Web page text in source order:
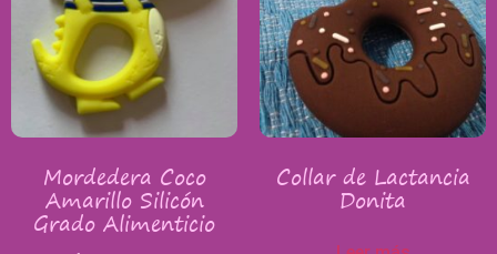
Mordedera Coco
Amarillo Silicón
Grado Alimenticio
Collar de Lactancia
Donita